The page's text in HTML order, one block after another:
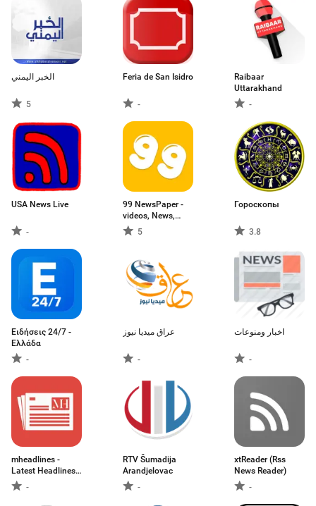
الخبر اليمني
5
Feria de San Isidro
-
Raibaar
Uttarakhand
-
USA News Live
-
99 NewsPaper -
videos, News,
Galleries &
ePapers
5
Гороскопы
3.8
Ειδήσεις 24/7 -
Ελλάδα
-
عراق ميديا نيوز
-
اخبار ومنوعات
-
mheadlines -
Latest Headlines
News and Top
Stories
-
RTV Šumadija
Arandjelovac
-
xtReader (Rss
News Reader)
-